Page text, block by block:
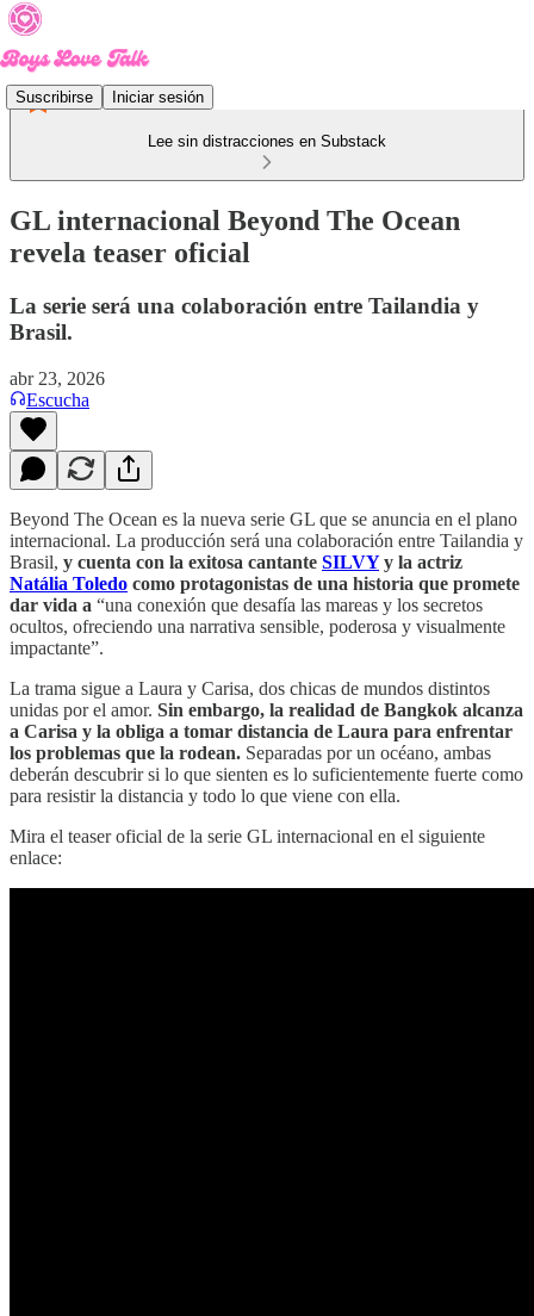
Suscribirse Iniciar sesión
Lee sin distracciones en Substack
GL internacional Beyond The Ocean
revela teaser oficial
La serie será una colaboración entre Tailandia y
Brasil.
abr 23, 2026
Escucha
Beyond The Ocean es la nueva serie GL que se anuncia en el plano
internacional. La producción será una colaboración entre Tailandia y
Brasil, y cuenta con la exitosa cantante SILVYy la actriz
Natália Toledo como protagonistas de una historia que promete
dar vida a “una conexión que desafía las mareas y los secretos
ocultos, ofreciendo una narrativa sensible, poderosa y visualmente
impactante”.
La trama sigue a Laura y Carisa, dos chicas de mundos distintos
unidas por el amor. Sin embargo, la realidad de Bangkok alcanza
a Carisa y la obliga a tomar distancia de Laura para enfrentar
los problemas que la rodean. Separadas por un océano, ambas
deberán descubrir si lo que sienten es lo suficientemente fuerte como
para resistir la distancia y todo lo que viene con ella.
Mira el teaser oficial de la serie GL internacional en el siguiente
enlace: